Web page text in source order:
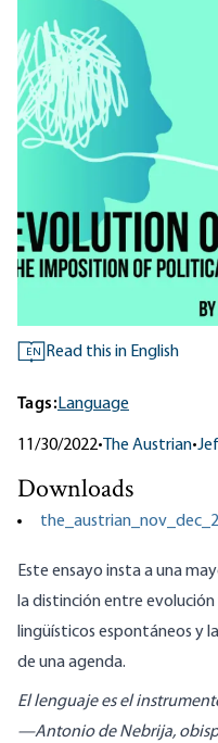
EN Read this in English
Tags:Language
11/30/2022• The Austrian•
Downloads
Este ensayo insta a una
la distinción entre
lingüísticos espontáneos y
de una agenda.
El lenguaje es el
—Antonio de Nebrija,